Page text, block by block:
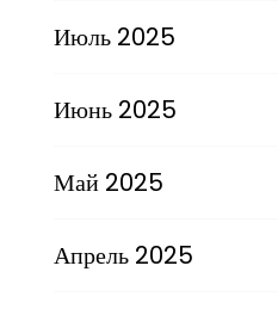
Июль 2025
Июнь 2025
Май 2025
Апрель 2025